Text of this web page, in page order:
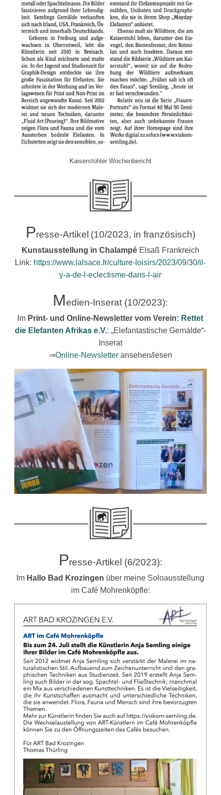
Kaiserstühler Wochenbericht
Presse-Artikel (10/2023, in französisch)
Kunstausstellung in ChalampéElsaß Frankreich
Link: https://www.lalsace.fr/culture-loisirs/2023/09/30/il-
y-a-de-l-eclectisme-dans-l-air
Medien-Inserat (10/2023):
Im Print- und Online-Newsletter vom Verein: Rettet
die Elefanten Afrikas e.V.: „Elefantastische Gemälde“-
Inserat
⇒Online-Newsletteransehen/lesen
Presse-Artikel (6/2023):
Im Hallo Bad Krozingen über meine Soloausstellung
im Café Mohrenköpfle: